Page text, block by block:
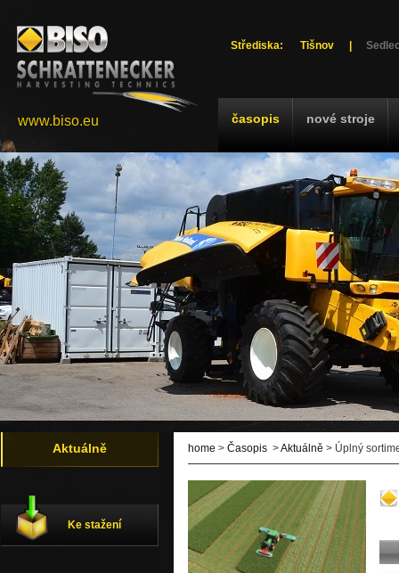
Střediska: Tišnov
časopis nové stroje
www.biso.eu
home > Časopis >Aktuálně > Úplný
Aktuálně
Ke stažení